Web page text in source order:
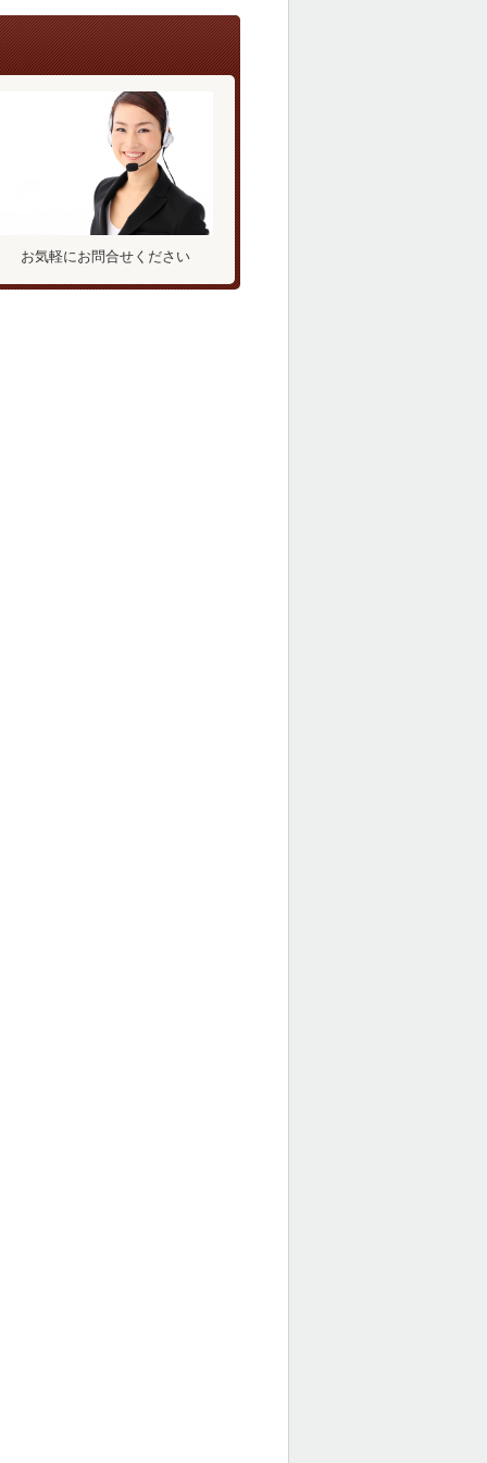
お気軽にお問合せください